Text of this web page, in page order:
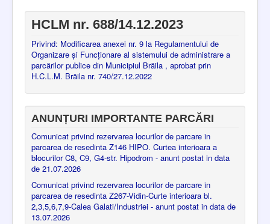
HCLM nr. 688/14.12.2023
Privind: Modificarea anexei nr. 9 la Regulamentului de
Organizare şi Funcţionare al sistemului de administrare a
parcărilor publice din Municipiul Brăila , aprobat prin
H.C.L.M. Brăila nr. 740/27.12.2022
ANUNȚURI IMPORTANTE PARCĂRI
Comunicat privind rezervarea locurilor de parcare in
parcarea de resedinta Z146 HIPO. Curtea interioara a
blocurilor C8, C9, G4-str. Hipodrom - anunt postat in data
de 21.07.2026
Comunicat privind rezervarea locurilor de parcare in
parcarea de resedinta Z267-Vidin-Curte interioara bl.
2,3,5,6,7,9-Calea Galati/Industriei - anunt postat in data de
13.07.2026